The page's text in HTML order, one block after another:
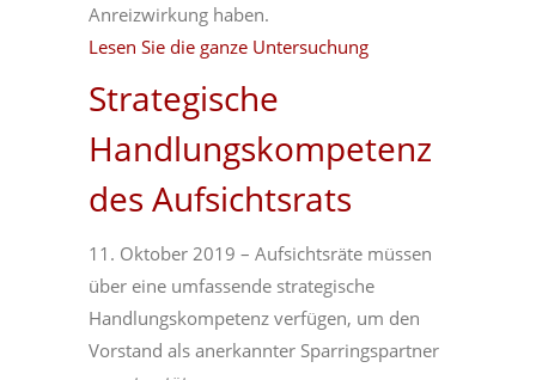
Anreizwirkung haben.
Lesen Sie die ganze Untersuchung
Strategische
Handlungskompetenz
des Aufsichtsrats
11. Oktober 2019 – Aufsichtsräte müssen
über eine umfassende strategische
Handlungskompetenz verfügen, um den
Vorstand als anerkannter Sparringspartner